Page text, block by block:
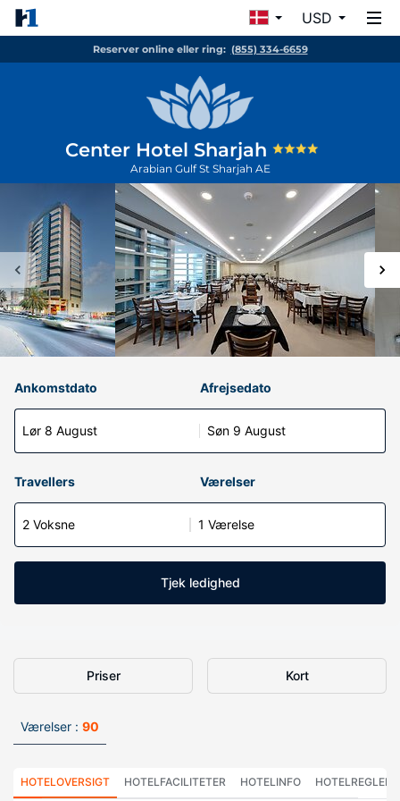
USD
Reserver online eller ring: (855) 334-6659
Center Hotel Sharjah
Arabian Gulf St Sharjah AE
Ankomstdato
Lør 8 August
Afrejsedato
Søn 9 August
Travellers Værelser
2 Voksne 1 Værelse
Tjek ledighed
Priser Kort
Værelser : 90
HOTELOVERSIGT HOTELFACILITETER HOTELINFO HOTELREGLER